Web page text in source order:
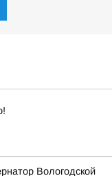
Вологодской